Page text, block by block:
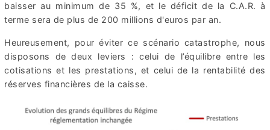
baisser au minimum de 35 %, et le déficit de la C.A.R. à
terme sera de plus de 200 millions d'euros par an.
Heureusement, pour éviter ce scénario catastrophe, nous
disposons de deux leviers : celui de l’équilibre entre les
cotisations et les prestations, et celui de la rentabilité des
réserves financières de la caisse.